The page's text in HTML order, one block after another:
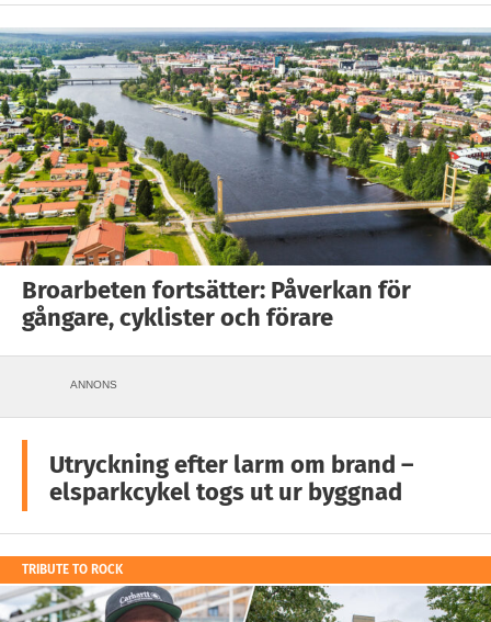
Broarbeten fortsätter: Påverkan för
gångare, cyklister och förare
ANNONS
Utryckning efter larm om brand –
elsparkcykel togs ut ur byggnad
TRIBUTE TO ROCK